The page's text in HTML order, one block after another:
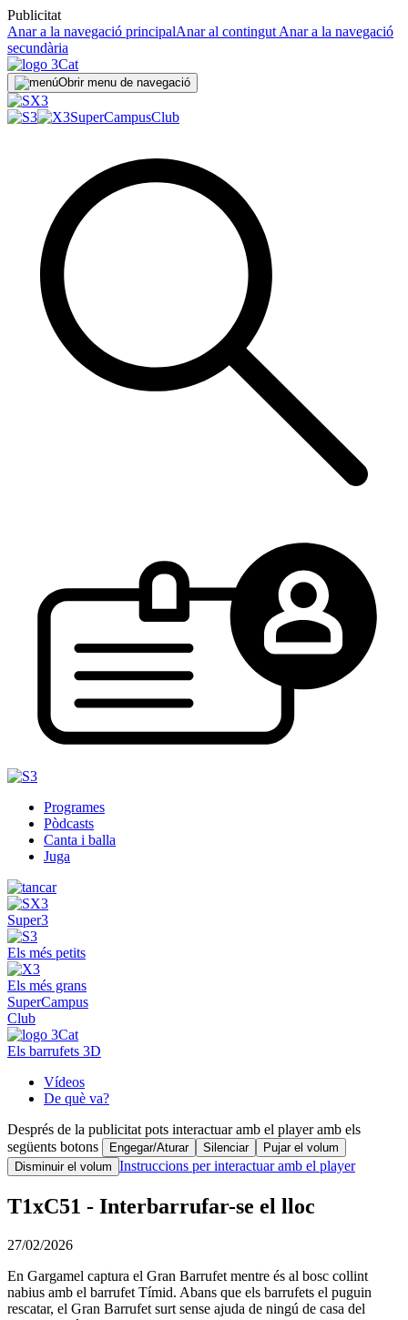
Publicitat
Anar a la navegació principalAnar al contingut Anar a la navegació
secundària
Obrir menu de navegació
SuperCampusClub
Programes
Pòdcasts
Canta i balla
Juga
Super3
Els més petits
Els més grans
SuperCampus
Club
Els barrufets 3D
Vídeos
De què va?
Després de la publicitat pots interactuar amb el player amb els
següents botons
Engegar/Aturar Silenciar
Pujar el volum
Disminuir el volum Instruccions per interactuar amb el player
T1xC51 - Interbarrufar-se el lloc
27/02/2026
En Gargamel captura el Gran Barrufet mentre és al bosc collint
nabius amb el barrufet Tímid. Abans que els barrufets el puguin
rescatar, el Gran Barrufet surt sense ajuda de ningú de casa del